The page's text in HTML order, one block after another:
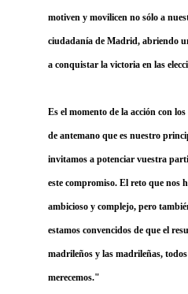
motiven y movilicen no sólo a
ciudadanía de Madrid, abriendo
a conquistar la victoria en las
Es el momento de la acción con
de antemano que es nuestro
invitamos a potenciar vuestra
este compromiso. El reto que nos
ambicioso y complejo, pero
estamos convencidos de que el
madrileños y las madrileñas,
merecemos."